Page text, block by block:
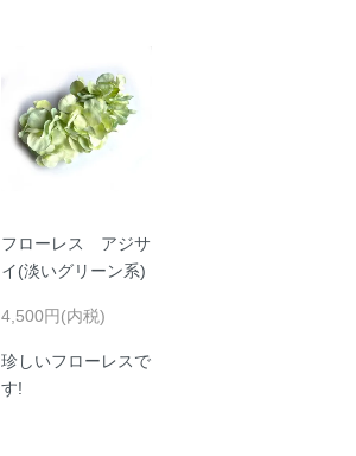
フローレス アジサ
イ(淡いグリーン系)
4,500円(内税)
珍しいフローレスで
す!